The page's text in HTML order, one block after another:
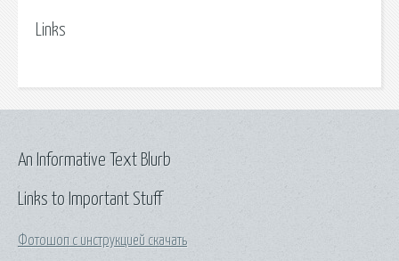
Links
Links to Important Stuff
Фотошоп с инструкцией скачать
An Informative Text Blurb